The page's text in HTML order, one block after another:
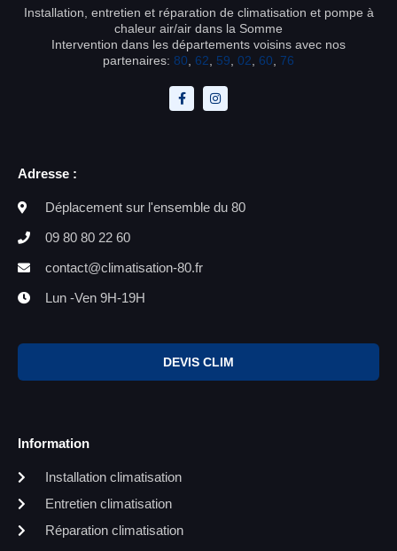
Installation, entretien et réparation de climatisation et pompe à
chaleur air/air dans la Somme
Intervention dans les départements voisins avec nos
partenaires: 80 62 59 02 60 76
Adresse :
Déplacement sur l'ensemble du 80
09 80 80 22 60
contact@climatisation-80.fr
Lun -Ven 9H-19H
DEVIS CLIM
Information
Installation climatisation
Entretien climatisation
Réparation climatisation